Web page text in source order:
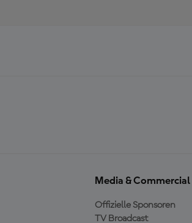
Media & Commercial
Offizielle Sponsoren
TV Broadcast